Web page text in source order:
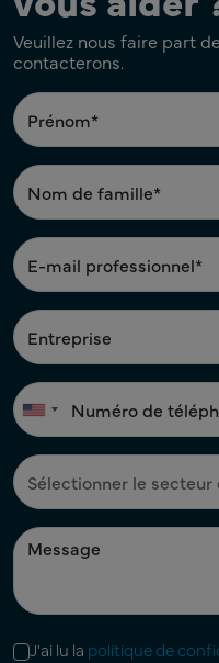
Veuillez nous faire part
contacterons.
J'ai lu la politique de